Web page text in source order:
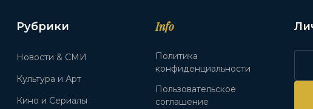
Рубрики
Новости & СМИ
Культура и Арт
Кино и Сериалы
Info
Политика
конфиденциальности
Пользовательское
соглашение